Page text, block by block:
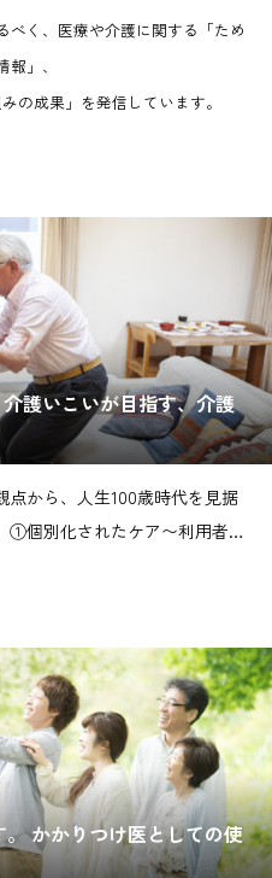
べく、医療や介護に関する「ため
報」、
の成果」を発信しています。
護いこいが目指す、介護
から、人生100歳時代を見据
①個別化されたケア〜利用者様
けでなく、心理的、社会的な
尊厳の保持〜利用者
かかりつけ医としての使